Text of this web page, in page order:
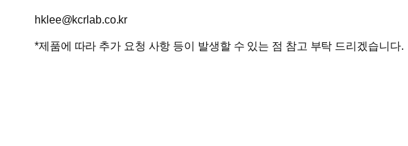
hklee@kcrlab.co.kr
*제품에 따라 추가 요청 사항 등이 발생할 수 있는 점 참고 부탁 드리겠습니다.